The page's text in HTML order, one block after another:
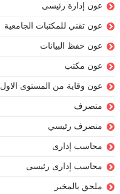
عون إدارة رئيسى
عون تقني للمكتبات الجامعية
عون حفظ البيانات
عون مكتب
عون وقاية من المستوى الاول
متصرف
متصرف رئيسي
محاسب إدارى
محاسب إدارى رئيسى
ملحق بالمخبر